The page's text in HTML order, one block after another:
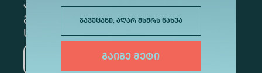
გავეცანი, აღარ მსურს ნახვა
გაიგე მეტი
გამოსაწერად, მონიშნეთ შესაბამისი
სექცია
მედიცინა ბიზნესი